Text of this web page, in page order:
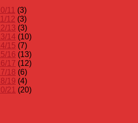
11 (3)
12 (3)
13 (3)
14 (10)
15 (7)
16 (13)
17 (12)
18 (6)
19 (4)
21 (20)